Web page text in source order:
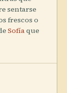
sentarse
frescos o
Sofíaque